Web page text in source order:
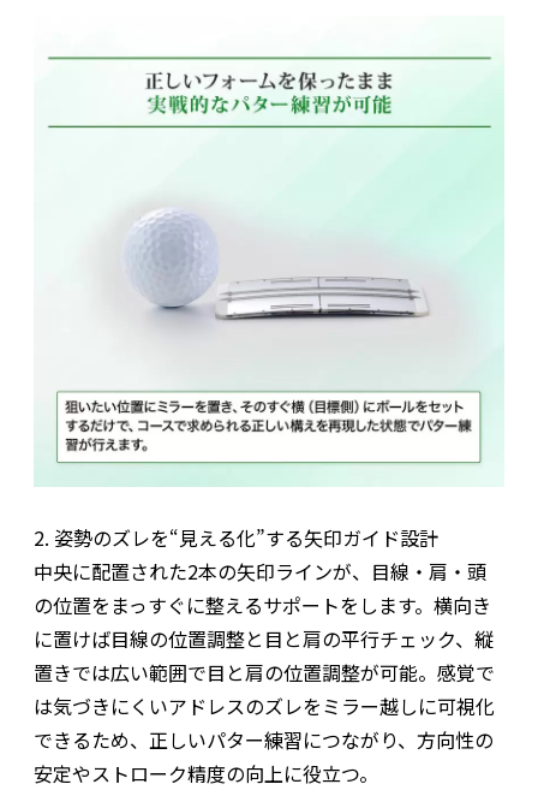
2. 姿勢のズレを“見える化”する矢印ガイド設計
中央に配置された2本の矢印ラインが、目線・肩・頭
の位置をまっすぐに整えるサポートをします。横向き
に置けば目線の位置調整と目と肩の平行チェック、縦
置きでは広い範囲で目と肩の位置調整が可能。感覚で
は気づきにくいアドレスのズレをミラー越しに可視化
できるため、正しいパター練習につながり、方向性の
安定やストローク精度の向上に役立つ。